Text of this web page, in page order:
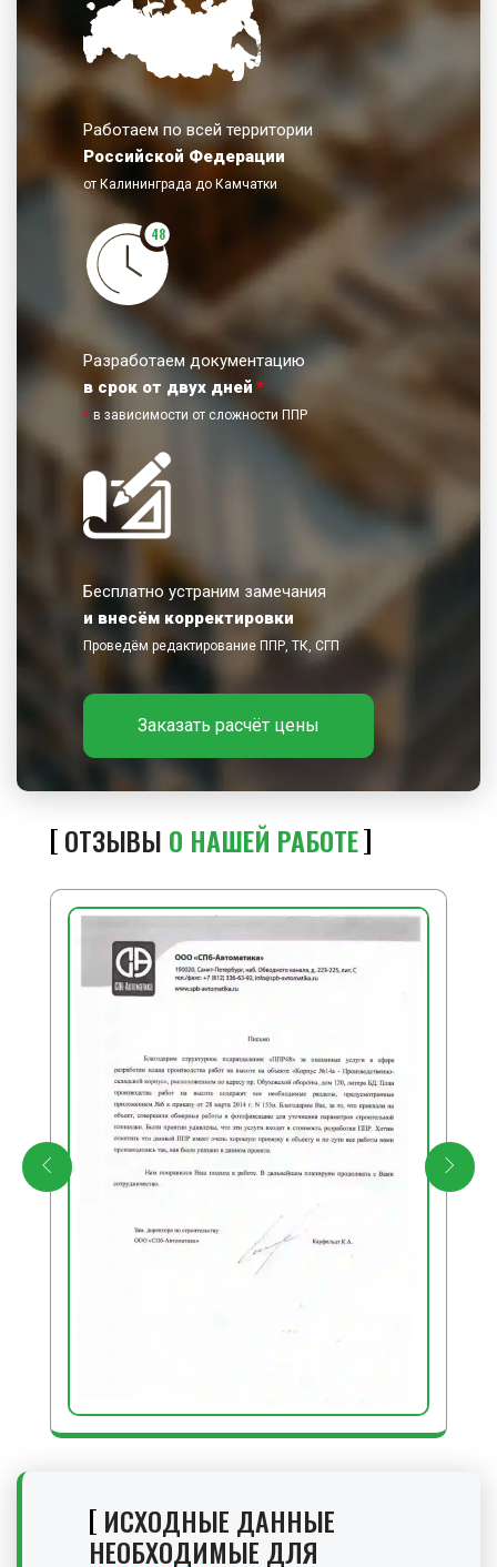
Работаем по всей территории
Российской Федерации
от Калининграда до Камчатки
48
Разработаем документацию
в срок от двух дней *
* в зависимости от сложности ППР
Бесплатно устраним замечания
и внесём корректировки
Проведём редактирование ППР, ТК, СГП
Заказать расчёт цены
ОТЗЫВЫ О НАШЕЙ РАБОТЕ
ИСХОДНЫЕ ДАННЫЕ
НЕОБХОДИМЫЕ ДЛЯ